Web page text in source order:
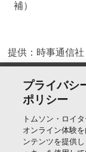
補）
提供：時事通信社
製品＆サービス
サポート
プライバシ
ポリシー
トムソン・ロイ
オンライン体験
ンテンツを提供